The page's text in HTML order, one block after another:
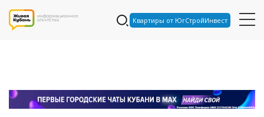
Квартиры от ЮгСтройИнвест